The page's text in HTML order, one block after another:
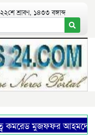
শ্রাবণ, ১৪৩৩ বঙ্গাব্দ
কমরেড মুজফ্ফর আহমদের